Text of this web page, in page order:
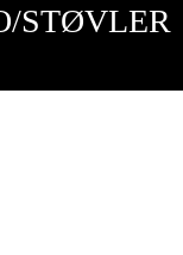
STØVLER